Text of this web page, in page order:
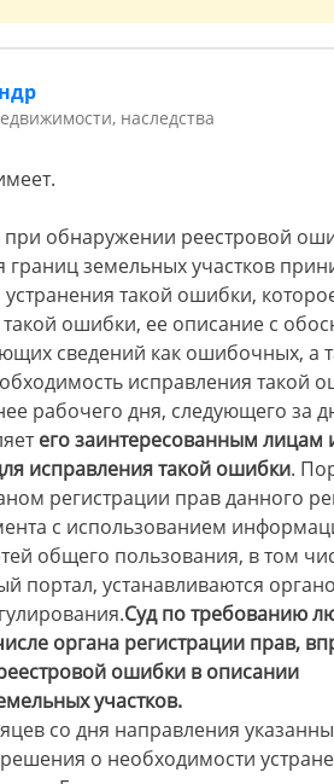
наследства
при обнаружении реестровой
земельных участков
такой ошибки,
ошибки, ее описание с
сведений как ошибочных, а
исправления такой
рабочего дня, следующего за
его заинтересованным лицам
исправления такой ошибки.
регистрации прав данного
с использованием
общего пользования, в том
портал, устанавливаются
Суд по требованию
органа регистрации прав,
ошибки в описании
участков.
со дня направления
о необходимости